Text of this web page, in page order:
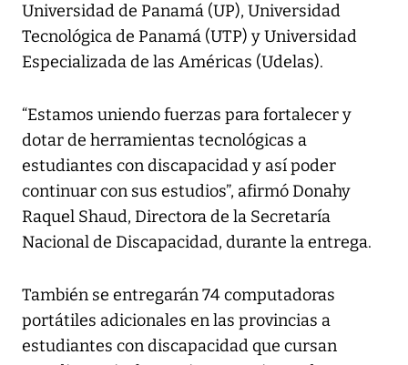
Universidad de Panamá (UP), Universidad
Tecnológica de Panamá (UTP) y Universidad
Especializada de las Américas (Udelas).
“Estamos uniendo fuerzas para fortalecer y
dotar de herramientas tecnológicas a
estudiantes con discapacidad y así poder
continuar con sus estudios”, afirmó Donahy
Raquel Shaud, Directora de la Secretaría
Nacional de Discapacidad, durante la entrega.
También se entregarán 74 computadoras
portátiles adicionales en las provincias a
estudiantes con discapacidad que cursan